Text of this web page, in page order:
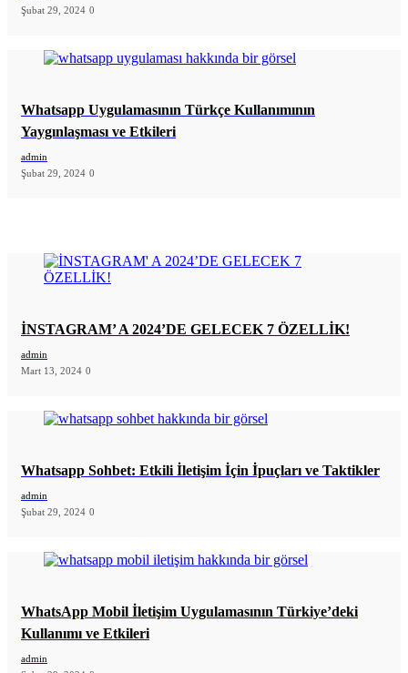
Şubat 29, 2024 0
Whatsapp Uygulamasının Türkçe Kullanımının
Yaygınlaşması ve Etkileri
admin
Şubat 29, 2024 0
İNSTAGRAM’ A 2024’DE GELECEK 7 ÖZELLİK!
admin
Mart 13, 2024 0
Whatsapp Sohbet: Etkili İletişim İçin İpuçları ve Taktikler
admin
Şubat 29, 2024 0
WhatsApp Mobil İletişim Uygulamasının Türkiye’deki
Kullanımı ve Etkileri
admin